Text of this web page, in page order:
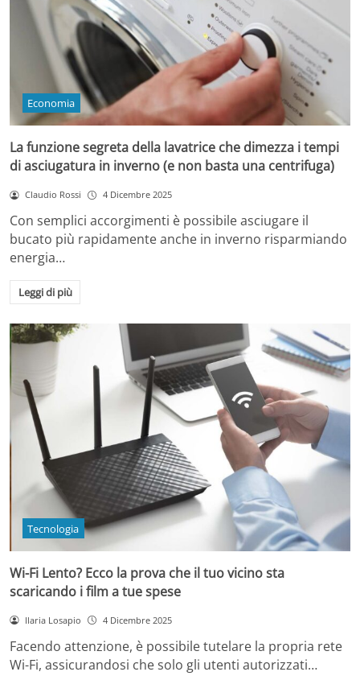
Economia
La funzione segreta della lavatrice che dimezza i tempi
di asciugatura in inverno (e non basta una centrifuga)
Claudio Rossi 4 Dicembre 2025
Con semplici accorgimenti è possibile asciugare il
bucato più rapidamente anche in inverno risparmiando
energia…
Leggi di più
Tecnologia
Wi-Fi Lento? Ecco la prova che il tuo vicino sta
scaricando i film a tue spese
Ilaria Losapio 4 Dicembre 2025
Facendo attenzione, è possibile tutelare la propria rete
Wi-Fi, assicurandosi che solo gli utenti autorizzati…